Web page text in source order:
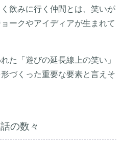
飲みに行く仲間とは、笑いが
ークやアイディアが生まれて
た「遊びの延長線上の笑い」
づくった重要な要素と言えそ
の数々